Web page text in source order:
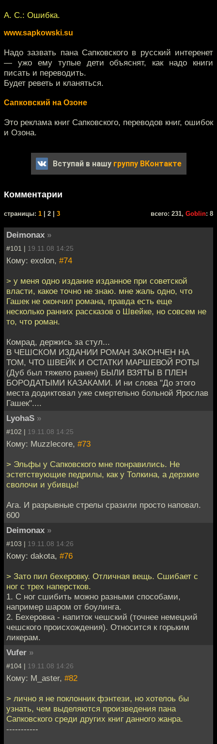
А. С.: Ошибка.
www.sapkowski.su
Надо зазвать пана Сапковского в русский интеренет
— ужо ему тупые дети объяснят, как надо книги
писать и переводить.
Будет реветь и кланяться.
Сапковский на Озоне
Это реклама книг Сапковского, переводов книг, ошибок
и Озона.
Вступай в нашу группу ВКонтакте
Комментарии
cтраницы: 1 | 2 | 3 всего: 231, Goblin: 8
Deimonax »
#101 | 19.11.08 14:25
Кому: exolon, #74
> у меня одно издание изданное при советской
власти, какое точно не знаю. мне жаль одно, что
Гашек не окончил романа, правда есть еще
несколько ранних рассказов о Швейке, но совсем не
то, что роман.
Комрад, держись за стул...
В ЧЕШСКОМ ИЗДАНИИ РОМАН ЗАКОНЧЕН НА
ТОМ, ЧТО ШВЕЙК И ОСТАТКИ МАРШЕВОЙ РОТЫ
(Дуб был тяжело ранен) БЫЛИ ВЗЯТЫ В ПЛЕН
БОРОДАТЫМИ КАЗАКАМИ. И ни слова "До этого
места додиктовал уже смертельно больной Ярослав
Гашек"....
LyohaS »
#102 | 19.11.08 14:25
Кому: Muzzlecore, #73
> Эльфы у Сапковского мне понравились. Не
эстетствующие педрилы, как у Толкина, а дерзкие
сволочи и убивцы!
Ага. И разрывные стрелы сразили просто наповал.
600
Deimonax »
#103 | 19.11.08 14:26
Кому: dakota, #76
> Зато пил бехеровку. Отличная вещь. Сшибает с
ног с трех наперстков.
1. С ног сшибить можно разными способами,
например шаром от боулинга.
2. Бехеровка - напиток чешский (точнее немецкий
чешского происхождения). Относится к горьким
ликерам.
Vufer »
#104 | 19.11.08 14:26
Кому: M_aster, #82
> лично я не поклонник фэнтези, но хотелоь бы
узнать, чем выделяются произведения пана
Сапковского среди других книг данного жанра.
-----------